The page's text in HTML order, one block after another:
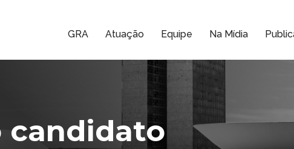
GRA Atuação Equipe Na Mídia
candidato